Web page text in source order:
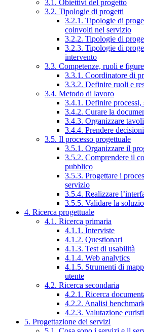
3.1. Obiettivi del progetto
3.2. Tipologie di progetti
3.2.1. Tipologie di
coinvolti nel servizio
3.2.2. Tipologie di
3.2.3. Tipologie di
intervento
3.3. Competenze, ruoli e
3.3.1. Coordinatore di
3.3.2. Definire ruoli e
3.4. Metodo di lavoro
3.4.1. Definire processi,
3.4.2. Curare la
3.4.3. Organizzare
3.4.4. Prendere decisioni
3.5. Il processo progettuale
3.5.1. Organizzare il
3.5.2. Comprendere il
pubblico
3.5.3. Progettare i
servizio
3.5.4. Realizzare
3.5.5. Validare la
4. Ricerca progettuale
4.1. Ricerca primaria
4.1.1. Interviste
4.1.2. Questionari
4.1.3. Test di usabilità
4.1.4. Web analytics
4.1.5. Strumenti di
utente
4.2. Ricerca secondaria
4.2.1. Ricerca
4.2.2. Analisi
4.2.3. Valutazione
5. Progettazione dei servizi